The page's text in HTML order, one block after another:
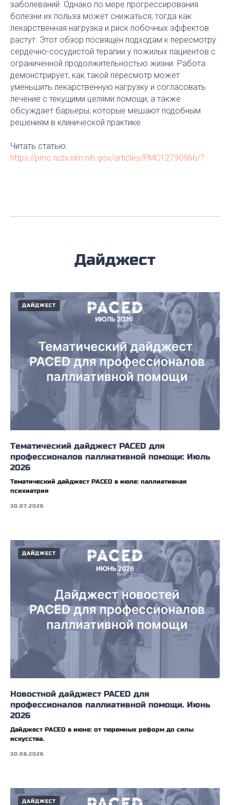
заболеваний. Однако по мере прогрессирования
болезни их польза может снижаться, тогда как
лекарственная нагрузка и риск побочных эффектов
растут. Этот обзор посвящён подходам к пересмотру
сердечно-сосудистой терапии у пожилых пациентов с
ограниченной продолжительностью жизни. Работа
демонстрирует, как такой пересмотр может
уменьшить лекарственную нагрузку и согласовать
лечение с текущими целями помощи, а также
обсуждает барьеры, которые мешают подобным
решениям в клинической практике.
Читать статью:
https://pmc.ncbi.nlm.nih.gov/articles/PMC12790966/?
Дайджест
ДАЙДЖЕСТ
Тематический дайджест PACED для
профессионалов паллиативной помощи: Июль
2026
Тематический дайджест PACED в июле: паллиативная
психиатрия
30.07.2026
ДАЙДЖЕСТ
Новостной дайджест PACED для
профессионалов паллиативной помощи. Июнь
2026
Дайджест PACED в июне: от тюремных реформ до силы
искусства.
30.06.2026
ДАЙДЖЕСТ